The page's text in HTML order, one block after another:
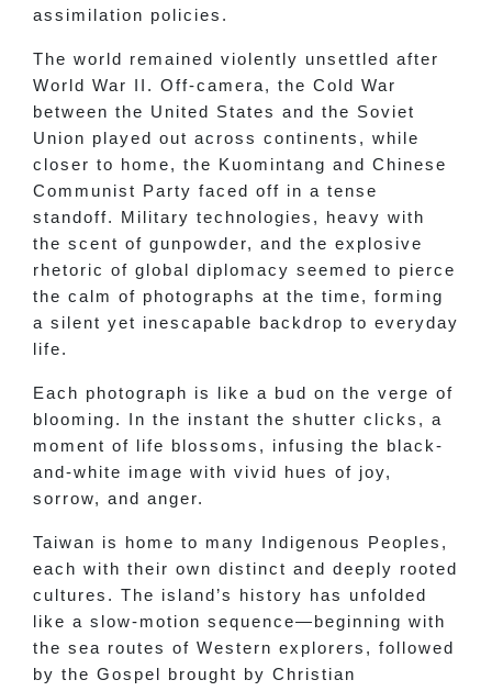
assimilation policies.
The world remained violently unsettled after
World War II. Off-camera, the Cold War
between the United States and the Soviet
Union played out across continents, while
closer to home, the Kuomintang and Chinese
Communist Party faced off in a tense
standoff. Military technologies, heavy with
the scent of gunpowder, and the explosive
rhetoric of global diplomacy seemed to pierce
the calm of photographs at the time, forming
a silent yet inescapable backdrop to everyday
life.
Each photograph is like a bud on the verge of
blooming. In the instant the shutter clicks, a
moment of life blossoms, infusing the black-
and-white image with vivid hues of joy,
sorrow, and anger.
Taiwan is home to many Indigenous Peoples,
each with their own distinct and deeply rooted
cultures. The island’s history has unfolded
like a slow-motion sequence—beginning with
the sea routes of Western explorers, followed
by the Gospel brought by Christian